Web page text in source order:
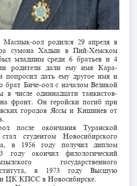
Маспык-оол родился 29 апреля в
сумона Хадын в Пий-Хемском
младшим среди 6 братьев и 4
родители дали ему имя Кара-
попросил дать ему другое имя и
брат Биче-оол с началом Великой
в числе одиннадцати танкистов-
на фронт. Он геройски погиб при
городов Яссы и Кишинев от
после окончания Туранской
студентом Новосибирского
в 1956 году получил диплом
году окончил филологический
государственного
в 1973 году Высшую
ЦК КПСС в Новосибирске.